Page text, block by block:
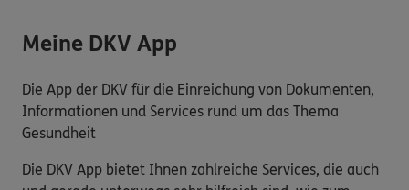
Meine DKV App
Die App der DKV für die Einreichung von Dokumenten,
Informationen und Services rund um das Thema
Gesundheit
Die DKV App bietet Ihnen zahlreiche Services, die auch